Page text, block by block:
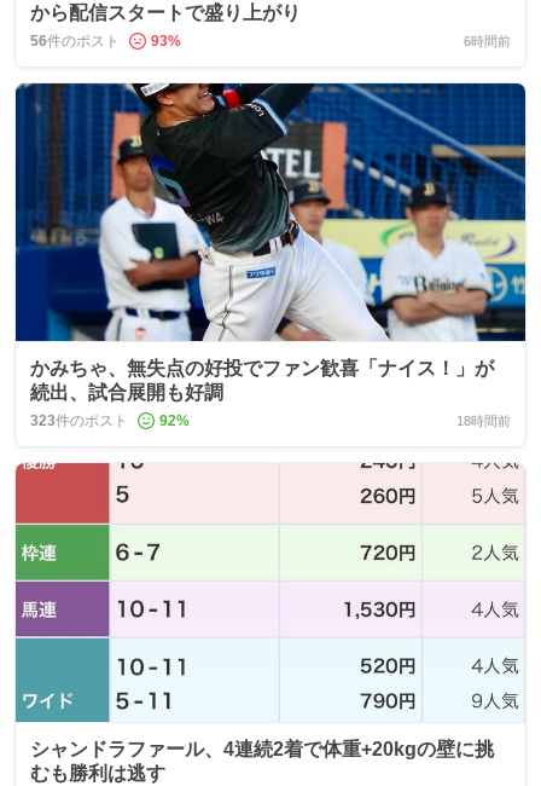
から配信スタートで盛り上がり
56件のポスト 93% 6時間前
かみちゃ、無失点の好投でファン歓喜「ナイス！」が
続出、試合展開も好調
323件のポスト 92% 18時間前
シャンドラファール、4連続2着で体重+20kgの壁に挑
むも勝利は逃す